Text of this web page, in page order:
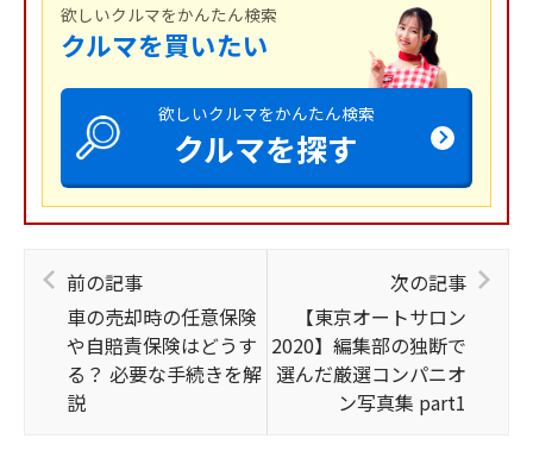
欲しいクルマをかんたん検索
クルマを買いたい
欲しいクルマをかんたん検索
クルマを探す
前の記事
車の売却時の任意保険
や自賠責保険はどうす
る？ 必要な手続きを解
説
次の記事
【東京オートサロン
2020】編集部の独断で
選んだ厳選コンパニオ
ン写真集 part1